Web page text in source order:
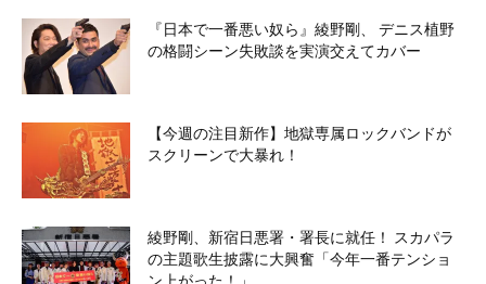
『日本で一番悪い奴ら』綾野剛、 デニス植野
の格闘シーン失敗談を実演交えてカバー
【今週の注目新作】地獄専属ロックバンドが
スクリーンで大暴れ！
綾野剛、新宿日悪署・署長に就任！ スカパラ
の主題歌生披露に大興奮「今年一番テンショ